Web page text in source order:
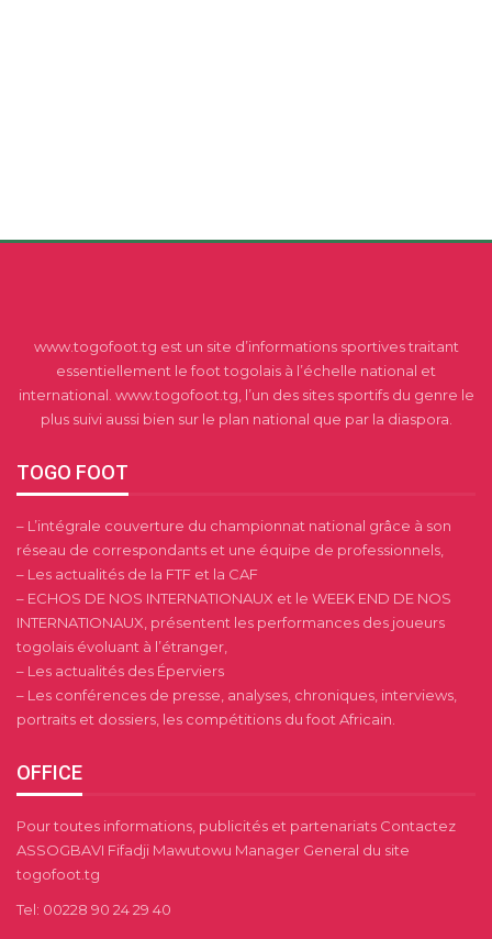
www.togofoot.tg est un site d’informations sportives traitant
essentiellement le foot togolais à l’échelle national et
international. www.togofoot.tg, l’un des sites sportifs du genre le
plus suivi aussi bien sur le plan national que par la diaspora.
TOGO FOOT
– L’intégrale couverture du championnat national grâce à son
réseau de correspondants et une équipe de professionnels,
– Les actualités de la FTF et la CAF
– ECHOS DE NOS INTERNATIONAUX et le WEEK END DE NOS
INTERNATIONAUX, présentent les performances des joueurs
togolais évoluant à l’étranger,
– Les actualités des Éperviers
– Les conférences de presse, analyses, chroniques, interviews,
portraits et dossiers, les compétitions du foot Africain.
OFFICE
Pour toutes informations, publicités et partenariats Contactez
ASSOGBAVI Fifadji Mawutowu Manager General du site
togofoot.tg
Tel: 00228 90 24 29 40